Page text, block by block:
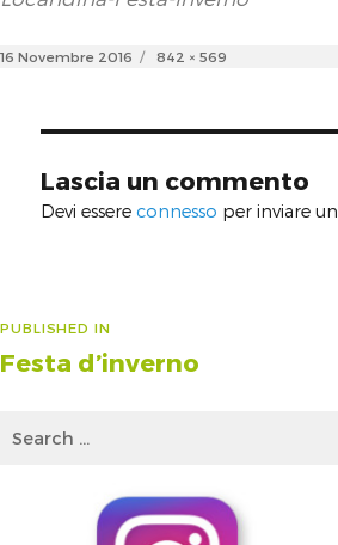
Posted
16 Novembre 2016
Full
842 × 569
Lascia un commento
Devi essereconnesso per inviare
Navigazione
articoli
PUBLISHED IN
Festa d’inverno